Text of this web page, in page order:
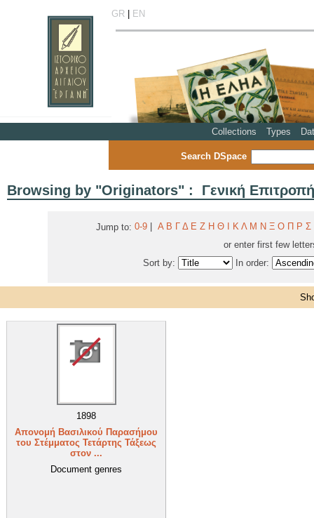
GR| EN
Collections Types
Search DSpace
Browsing by "Originators" : Γενική
Jump to: 0-9 Α Β Γ Δ Ε Ζ Η Θ Κ Λ Μ Ν Ξ Ο Π Ρ Σ
or enter first few
Sort by:
In order:
1898
Απονομή Βασιλικού Παρασήμου
του Στέμματος Τετάρτης Τάξεως
στον ...
Document genres